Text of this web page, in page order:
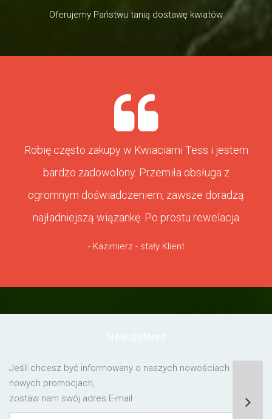
Oferujemy Państwu tanią dostawę kwiatów
Robię często zakupy w Kwiaciarni Tess i jestem
bardzo zadowolony. Przemiła obsługa z
ogromnym doświadczeniem, zawsze doradzą
najładniejszą wiązankę. Po prostu rewelacja
- Kazimierz - stały Klient
Jeśli chcesz być informowany o naszych nowościach lub o
nowych promocjach,
zostaw nam swój adres E-mail